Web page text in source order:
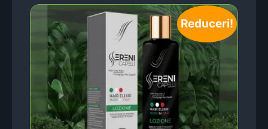
Reduceri!